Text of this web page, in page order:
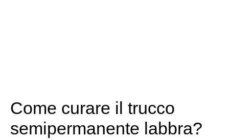
Come curare il trucco
semipermanente labbra?